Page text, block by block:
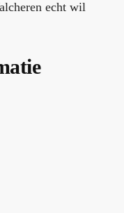
echt wil